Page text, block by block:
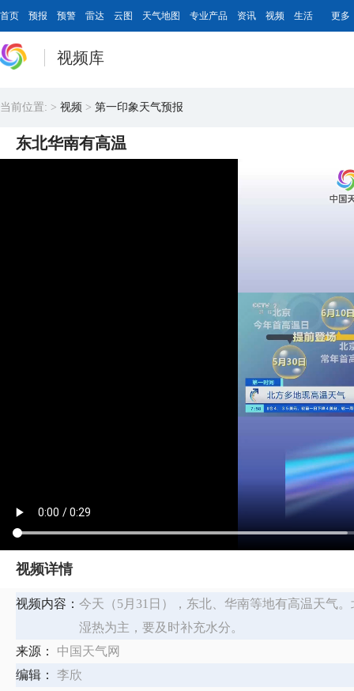
首页 预报 预警 雷达 云图 天气地图 专业产品 资讯 视频 生活 更多
视频库
当前位置: > 视频 > 第一印象天气预报
东北华南有高温
视频详情
视频内容： 今天（5月31日），东北、华南等地有高温天气
湿热为主，要及时补充水分。
来源：
中国天气网
编辑：
李欣